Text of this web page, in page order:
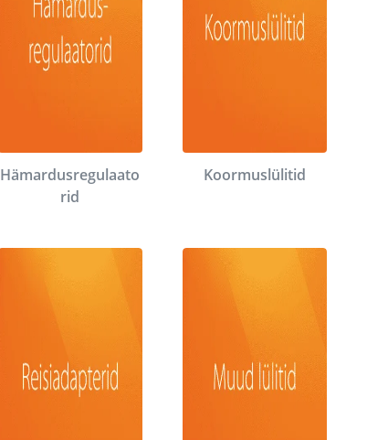
Hämardusregulaato
rid
Koormuslülitid